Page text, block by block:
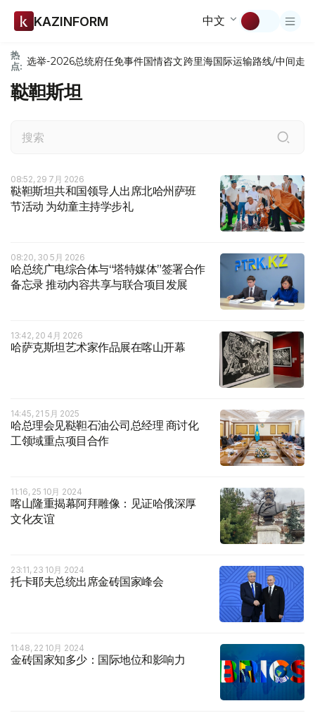
KAZINFORM 中文
热
点: 选举-2026总统府任免事件国情咨文跨里海国际运输路线/中间走廊
鞑靼斯坦
08:52, 29 7月 2026
鞑靼斯坦共和国领导人出席北哈州萨班
节活动 为幼童主持学步礼
08:20, 30 5月 2026
哈总统广电综合体与“塔特媒体”签署合作
备忘录 推动内容共享与联合项目发展
13:42, 20 4月 2026
哈萨克斯坦艺术家作品展在喀山开幕
14:45, 21 5月 2025
哈总理会见鞑靼石油公司总经理 商讨化
工领域重点项目合作
11:16, 25 10月 2024
喀山隆重揭幕阿拜雕像：见证哈俄深厚
文化友谊
23:11, 23 10月 2024
托卡耶夫总统出席金砖国家峰会
11:48, 22 10月 2024
金砖国家知多少：国际地位和影响力